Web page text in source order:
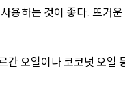
용하는 것이 좋다. 뜨거
오일이나 코코넛 오일